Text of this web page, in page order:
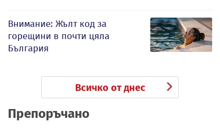
Внимание: Жълт код за
горещини в почти цяла
България
Всичко от днес
Препоръчано